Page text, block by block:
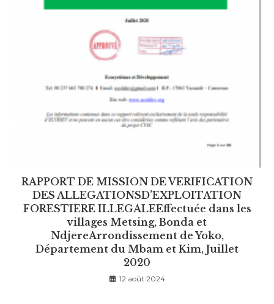
RAPPORT DE MISSION DE VERIFICATION
DES ALLEGATIONSD’EXPLOITATION
FORESTIERE ILLEGALEEffectuée dans les
villages Metsing, Bonda et
NdjereArrondissement de Yoko,
Département du Mbam et Kim, Juillet
2020
12 août 2024